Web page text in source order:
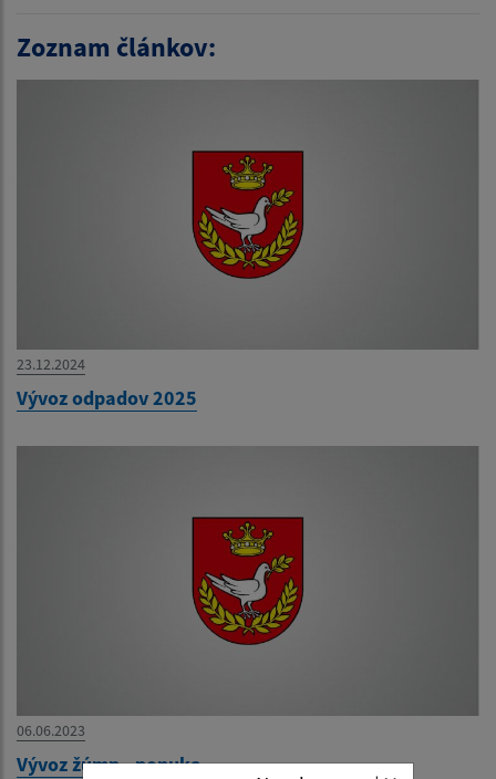
Zoznam článkov:
23.12.2024
Vývoz odpadov 2025
06.06.2023
Vývoz žúmp - ponuka